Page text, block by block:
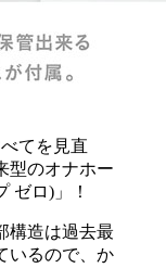
てを見直
型のオナホー
ゼロ)」！
構造は過去最
いるので、か